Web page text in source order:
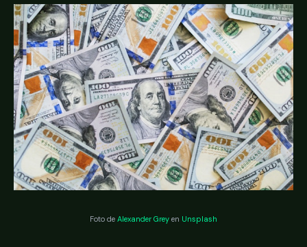
Foto de Alexander Grey en Unsplash